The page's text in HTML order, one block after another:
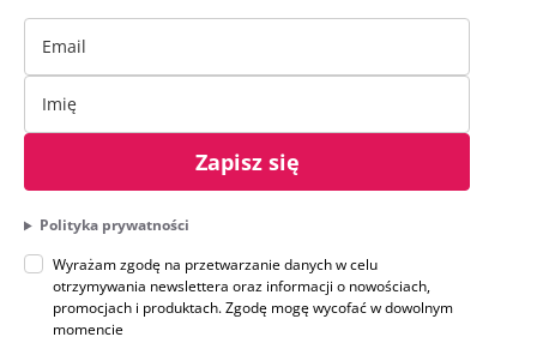
Zapisz się
Polityka prywatności
Wyrażam zgodę na przetwarzanie danych w celu
otrzymywania newslettera oraz informacji o nowościach,
promocjach i produktach. Zgodę mogę wycofać w dowolnym
momencie